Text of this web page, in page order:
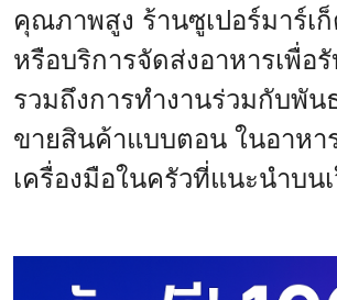
คุณภาพสูง ร้านซูเปอร์มาร์เ
หรือบริการจัดส่งอาหารเพื่อ
รวมถึงการทำงานร่วมกับพัน
ขายสินค้าแบบตอน ในอาหา
เครื่องมือในครัวที่แนะนำบน